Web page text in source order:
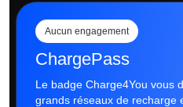
Aucun engagement
ChargePass
Le badge Charge4You vous
grands réseaux de recharge